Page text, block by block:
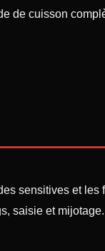
de cuisson
sensitives et les
saisie et mijotage.